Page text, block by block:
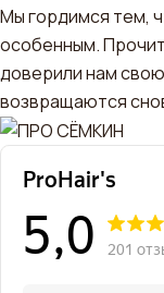
Мы гордимся тем,
особенным.
доверили нам
возвращаются